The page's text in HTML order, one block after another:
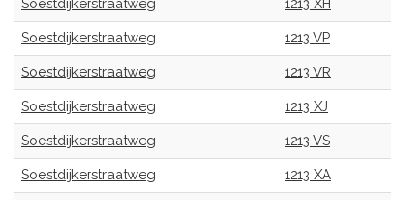
Soestdijkerstraatweg 1213 XH
Soestdijkerstraatweg 1213 VP
Soestdijkerstraatweg 1213 VR
Soestdijkerstraatweg 1213 XJ
Soestdijkerstraatweg 1213 VS
Soestdijkerstraatweg 1213 XA